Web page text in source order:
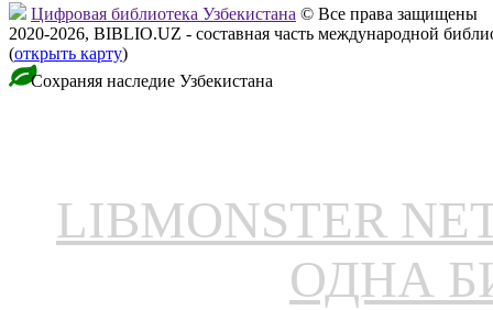
Цифровая библиотека Узбекистана © Все права защищены
2020-2026, BIBLIO.UZ - составная часть международной
(открыть карту)
Сохраняя наследие Узбекистана
LIBMONSTER
ОДНА